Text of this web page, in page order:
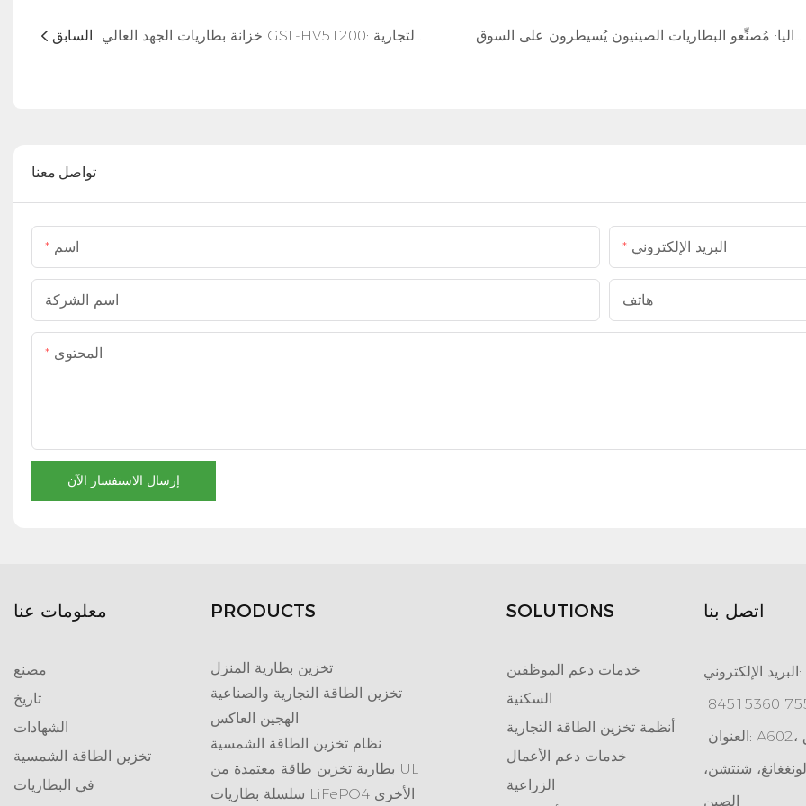
السابق
تواصل معنا
اسم البريد الإلكتروني
اسم الشركة هاتف
المحتوى
إرسال الاستفسار الآن
معلومات عنا
مصنع
تاريخ
الشهادات
تخزين الطاقة الشمسية
في البطاريات
PRODUCTS
تخزين بطارية المنزل
تخزين الطاقة التجارية والصناعية
الهجين العاكس
نظام تخزين الطاقة الشمسية
بطارية تخزين طاقة معتمدة من UL
سلسلة بطاريات LiFePO4 الأخرى
SOLUTIONS
خدمات دعم الموظفين
السكنية
أنظمة تخزين الطاقة التجارية
خدمات دعم الأعمال
الزراعية
اتصل بنا
البريد الإلكتروني:
شنتشن،
الصين